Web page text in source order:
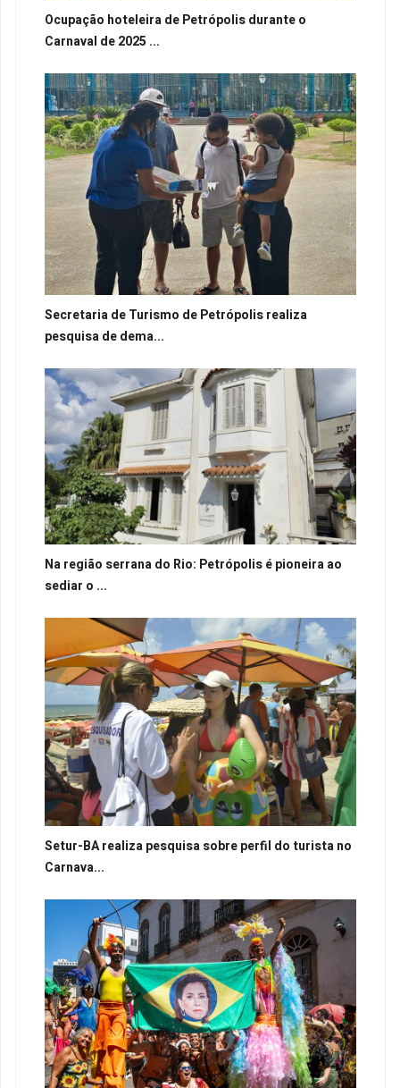
Ocupação hoteleira de Petrópolis durante o
Carnaval de 2025 ...
Secretaria de Turismo de Petrópolis realiza
pesquisa de dema...
Na região serrana do Rio: Petrópolis é pioneira ao
sediar o ...
Setur-BA realiza pesquisa sobre perfil do turista no
Carnava...